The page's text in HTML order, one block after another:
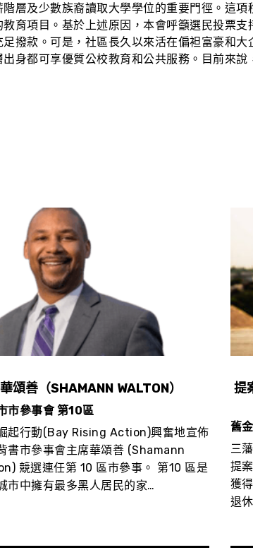
層及少數族裔讀取大學學位的重要門徑。這
育項目。基於上述原因，本會呼籲選民投票
撥款。可是，社區長久以來活在偏袒富豪和
身都可享優質公校教育和公共服務。目前來
華頌善（SHAMANN WALTON）
市參事會 第10區
起行動(Bay Rising Action)興奮地宣佈
書市參事會主席華頌善 (Shamann
競選連任第 10 區市參事。 第10 區是
市中擁有最多黑人居民的家…
提
舊
三
提
獲
退